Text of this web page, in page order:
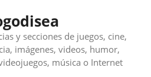
y secciones de juegos, cine,
imágenes, videos, humor,
música o Internet